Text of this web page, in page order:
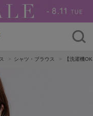
シャツ・ブラウス 【洗濯機